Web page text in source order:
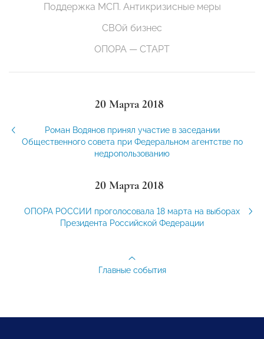
Поддержка МСП. Антикризисные меры
СВОй бизнес
ОПОРА — СТАРТ
20 Марта 2018
Роман Водянов принял участие в заседании
Общественного совета при Федеральном агентстве по
недропользованию
20 Марта 2018
ОПОРА РОССИИ проголосовала 18 марта на выборах
Президента Российской Федерации
Главные события